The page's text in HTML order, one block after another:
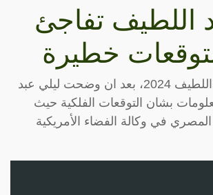
اللطيف تفاجئ
بتوقعات خطيرة
توقعات ليلى عبد اللطيف 2024، بعد ان وضحت ليلي عبد
بشان التوقعات الفلكية حيث
في وكالة الفضاء الأمريكية